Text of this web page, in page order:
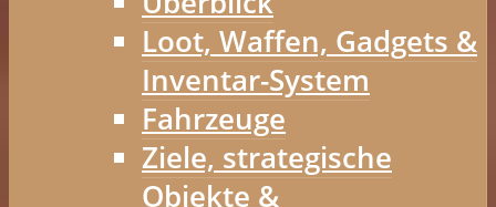
Loot, Waffen, Gadgets &
Inventar-System
Fahrzeuge
Ziele, strategische
Objekte &